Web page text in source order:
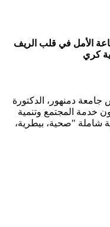
الأمل في قلب الريف
كري
جامعة دمنهور، الدكتورة
خدمة المجتمع وتنمية
شاملة "صحية، بيطرية،